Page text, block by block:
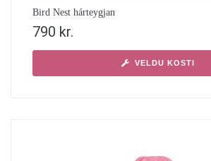
Bird Nest hárteygjan
790 kr.
VELDU KOSTI